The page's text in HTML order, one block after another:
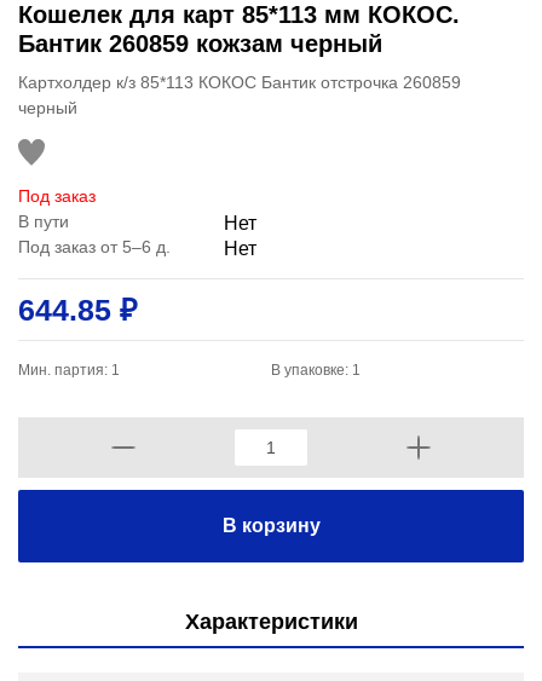
Кошелек для карт 85*113 мм КОКОС.
Бантик 260859 кожзам черный
Картхолдер к/з 85*113 КОКОС Бантик отстрочка 260859
черный
Под заказ
В пути
Нет
Под заказ от 5–6 д. Нет
644.85 ₽
Мин. партия: 1 В упаковке: 1
В корзину
Характеристики